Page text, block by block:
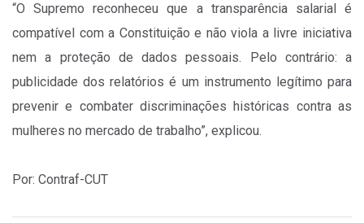
“O Supremo reconheceu que a transparência salarial é
compatível com a Constituição e não viola a livre iniciativa
nem a proteção de dados pessoais. Pelo contrário: a
publicidade dos relatórios é um instrumento legítimo para
prevenir e combater discriminações históricas contra as
mulheres no mercado de trabalho”, explicou.
Por: Contraf-CUT